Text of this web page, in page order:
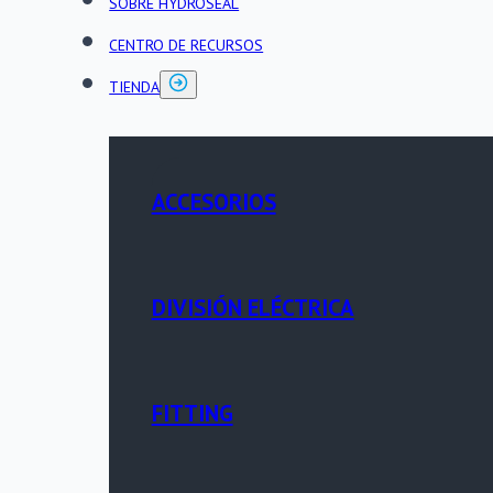
CENTRO DE RECURSOS
TIENDA
ACCESORIOS
DIVISIÓN ELÉCTRICA
FITTING